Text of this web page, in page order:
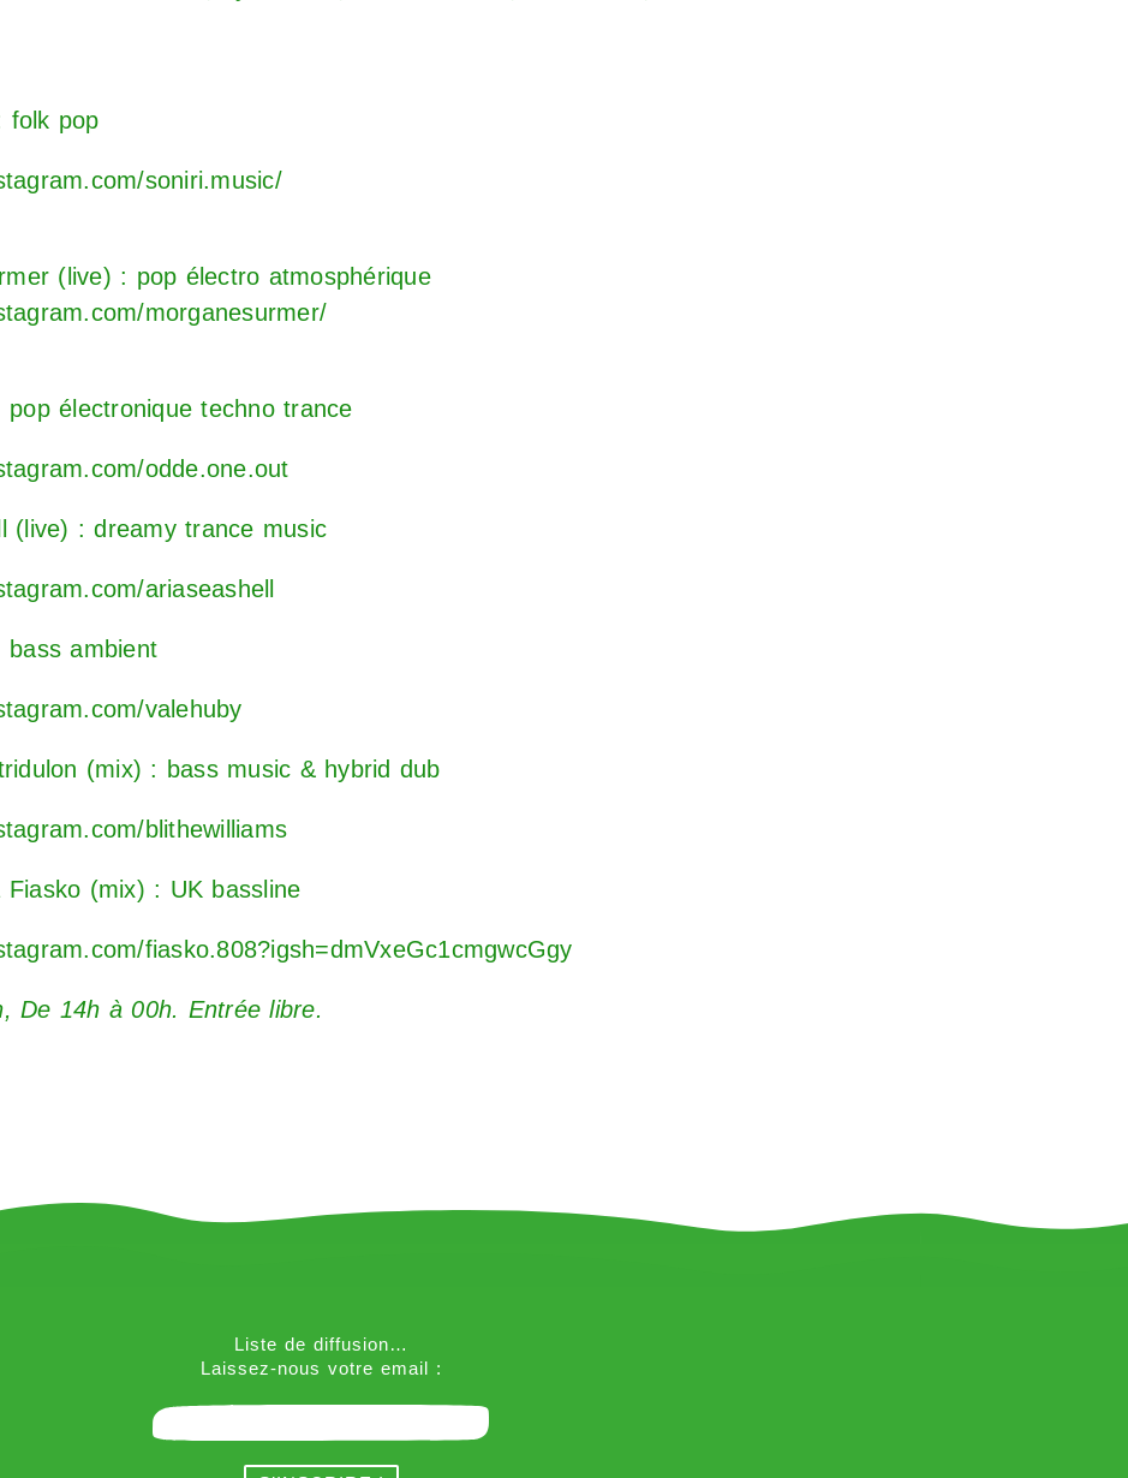
folk pop
soniri.music/
(live) : pop électro atmosphérique
morganesurmer/
électronique techno trance
odde.one.out
(live) : dreamy trance music
ariaseashell
ambient
valehuby
(mix) : bass music & hybrid dub
blithewilliams
(mix) : UK bassline
fiasko.808?igsh=dmVxeGc1cmgwcGgy
De 14h à 00h. Entrée libre.
Liste de diffusion…
Laissez-nous votre email :